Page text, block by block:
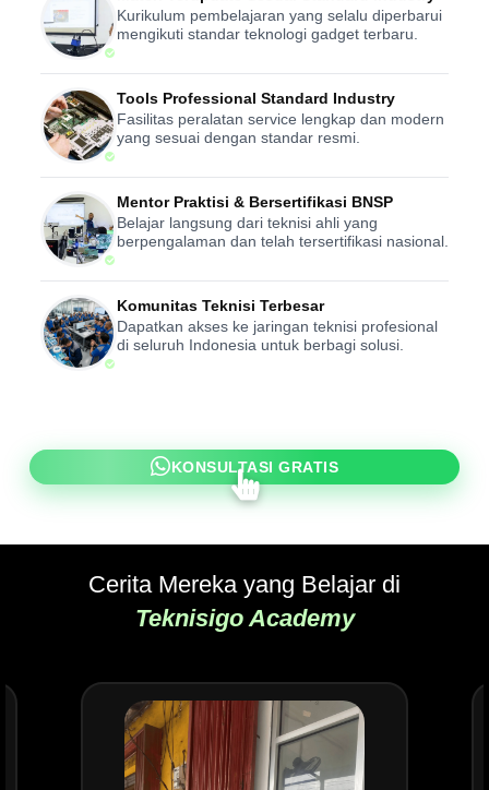
Kurikulum pembelajaran yang selalu diperbarui
mengikuti standar teknologi gadget terbaru.
Tools Professional Standard Industry
Fasilitas peralatan service lengkap dan modern
yang sesuai dengan standar resmi.
Mentor Praktisi & Bersertifikasi BNSP
Belajar langsung dari teknisi ahli yang
berpengalaman dan telah tersertifikasi nasional.
Komunitas Teknisi Terbesar
Dapatkan akses ke jaringan teknisi profesional
di seluruh Indonesia untuk berbagi solusi.
KONSULTASI GRATIS
Cerita Mereka yang Belajar di
Teknisigo Academy